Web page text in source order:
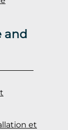
and
et